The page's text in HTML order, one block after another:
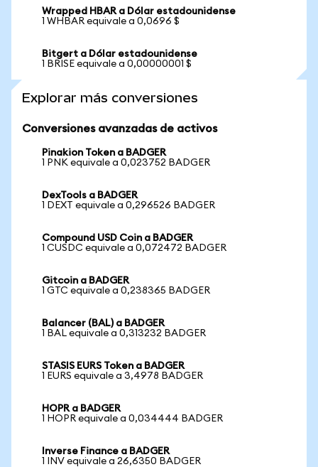
Wrapped HBAR a Dólar estadounidense
1 WHBAR equivale a 0,0696 $
Bitgert a Dólar estadounidense
1 BRISE equivale a 0,00000001 $
Explorar más conversiones
Conversiones avanzadas de activos
Pinakion Token a BADGER
1 PNK equivale a 0,023752 BADGER
DexTools a BADGER
1 DEXT equivale a 0,296526 BADGER
Compound USD Coin a BADGER
1 CUSDC equivale a 0,072472 BADGER
Gitcoin a BADGER
1 GTC equivale a 0,238365 BADGER
Balancer (BAL) a BADGER
1 BAL equivale a 0,313232 BADGER
STASIS EURS Token a BADGER
1 EURS equivale a 3,4978 BADGER
HOPR a BADGER
1 HOPR equivale a 0,034444 BADGER
Inverse Finance a BADGER
1 INV equivale a 26,6350 BADGER